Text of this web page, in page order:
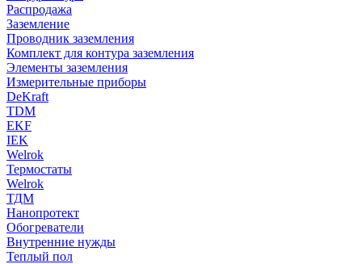
Распродажа
Заземление
Проводник заземления
Комплект для контура заземления
Элементы заземления
Измерительные приборы
DeKraft
TDM
EKF
IEK
Welrok
Термостаты
Welrok
ТДМ
Нанопротект
Обогреватели
Внутренние нужды
Теплый пол